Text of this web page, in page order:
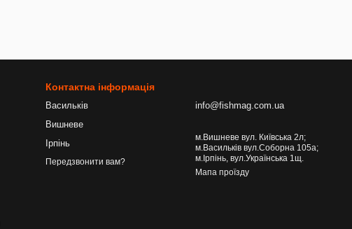
Контактна інформація
Васильків
Вишневе
Ірпінь
Передзвонити вам?
info@fishmag.com.ua
м.Вишневе вул. Київська 2л;
м.Васильків вул.Соборна 105а;
м.Ірпінь, вул.Українська 1щ.
Мапа проїзду